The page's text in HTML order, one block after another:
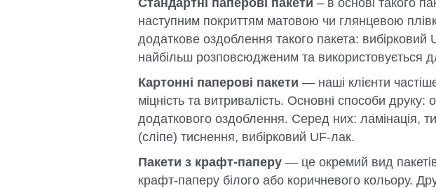
Стандартні паперові пакети – в основі такого
наступним покриттям матовою чи глянцевою
додаткове оздоблення такого пакета:
найбільш розповсюдженим та використовується
Картонні паперові пакети — наші клієнти
міцність та витривалість. Основні способи
додаткового оздоблення. Серед них: ламінація,
(сліпе) тиснення, вибірковий UF-лак.
Пакети з крафт-паперу — це окремий вид пакетів
крафт-паперу білого або коричневого кольору.